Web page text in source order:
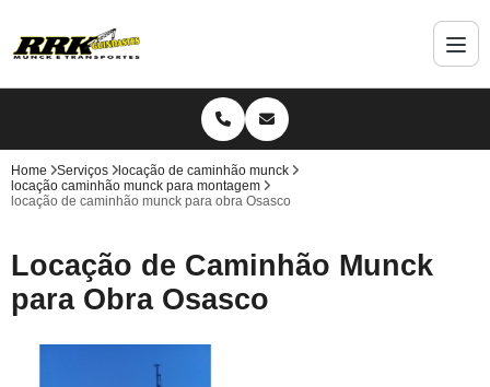
Home Serviços
locação de caminhão munck
locação caminhão munck para montagem
locação de caminhão munck para obra Osasco
Locação de Caminhão Munck
para Obra Osasco